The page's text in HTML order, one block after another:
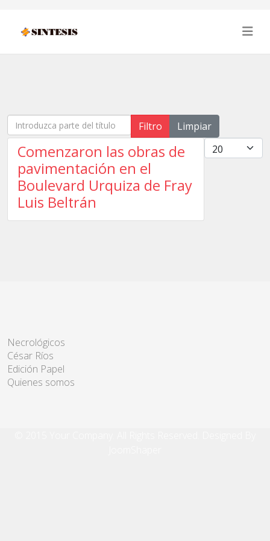
Introduzca parte del título Filtro
Limpiar
Cantidad
Comenzaron las obras de
pavimentación en el
Boulevard Urquiza de Fray
Luis Beltrán
Necrológicos
César Ríos
Edición Papel
Quienes somos